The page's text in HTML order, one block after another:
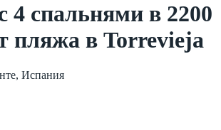
4 спальнями в 2200
пляжа в Torrevieja
Испания